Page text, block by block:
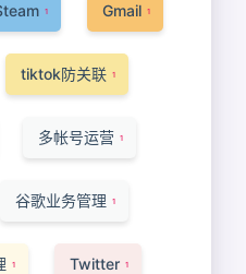
1 Gmail 1
tiktok防关联 1
多帐号运营 1
谷歌业务管理 1
1 Twitter 1